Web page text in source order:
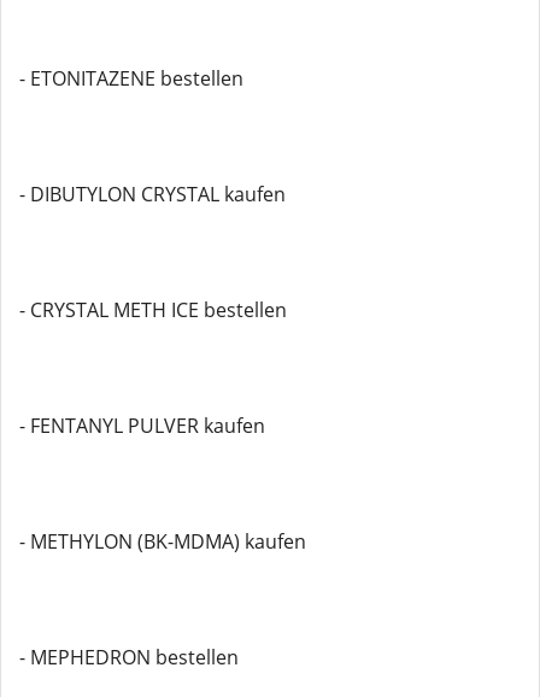
- ETONITAZENE bestellen
- DIBUTYLON CRYSTAL kaufen
- CRYSTAL METH ICE bestellen
- FENTANYL PULVER kaufen
- METHYLON (BK-MDMA) kaufen
- MEPHEDRON bestellen